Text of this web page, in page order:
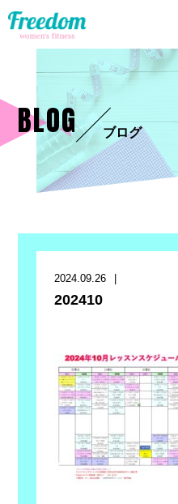
BLOG ブログ
2024.09.26
202410